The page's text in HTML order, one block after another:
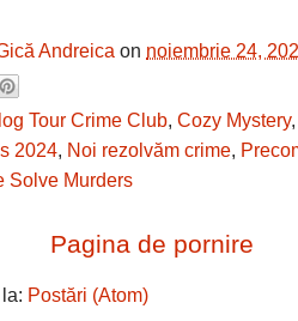
Andreica on noiembrie 24,
Tour Crime Club, Cozy Mystery
2024, Noi rezolvăm crime,
Solve Murders
Pagina de pornire
Postări (Atom)